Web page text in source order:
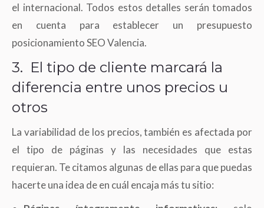
el internacional. Todos estos detalles serán tomados
en cuenta para establecer un presupuesto
posicionamiento SEO Valencia.
3. El tipo de cliente marcará la
diferencia entre unos precios u
otros
La variabilidad de los precios, también es afectada por
el tipo de páginas y las necesidades que estas
requieran. Te citamos algunas de ellas para que puedas
hacerte una idea de en cuál encaja más tu sitio: